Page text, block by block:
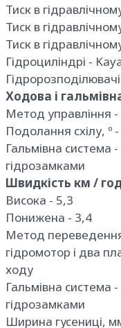
Тиск в
Тиск в
Тиск в
Гідроциліндрі -
Ходова і
Метод управління -
Подолання схілу, º
Гальмівна система
гідрозамками
Швидкість км /
Висока - 5,3
Понижена - 3,4
Метод
гідромотор і два
ходу
Гальмівна система
гідрозамками
Ширина гусениці,